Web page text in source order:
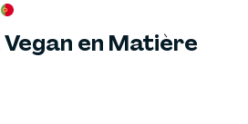
en Matière